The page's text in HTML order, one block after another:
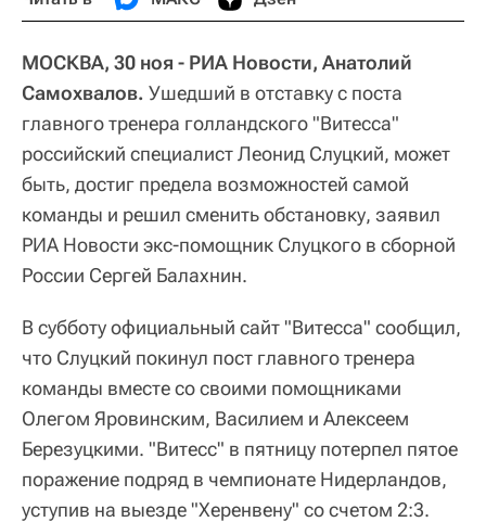
МОСКВА, 30 ноя - РИА Новости, Анатолий
Самохвалов. Ушедший в отставку с поста
главного тренера голландского "Витесса"
российский специалист Леонид Слуцкий, может
быть, достиг предела возможностей самой
команды и решил сменить обстановку, заявил
РИА Новости экс-помощник Слуцкого в сборной
России Сергей Балахнин.
В субботу официальный сайт "Витесса" сообщил,
что Слуцкий покинул пост главного тренера
команды вместе со своими помощниками
Олегом Яровинским, Василием и Алексеем
Березуцкими. "Витесс" в пятницу потерпел пятое
поражение подряд в чемпионате Нидерландов,
уступив на выезде "Херенвену" со счетом 2:3.